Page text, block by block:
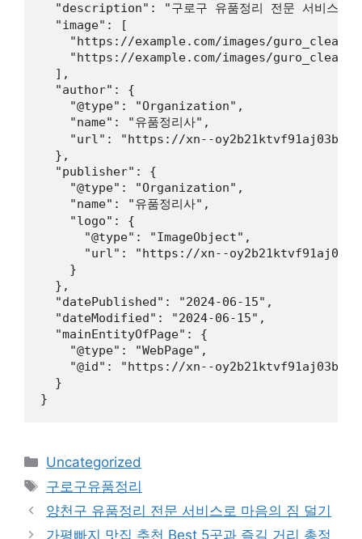
"description": "구로구 유품정리 전문 서비스가
  "image": [
"https://example.com/images/
"https://example.com/images/
  ],
  "author": {
    "@type": "Organization",
    "name": "유품정리사",
"url": "https://xn--
  },
  "publisher": {
    "@type": "Organization",
    "name": "유품정리사",
    "logo": {
      "@type": "ImageObject",
"url": "https://xn--
    }
  },
  "datePublished": "2024-06-15",
  "dateModified": "2024-06-15",
  "mainEntityOfPage": {
    "@type": "WebPage",
"@id": "https://xn--
  }
카
테
리
Uncategorized
태
그
구로구유품정리
양천구 유품정리 전문 서비스로 마음의 짐 덜기
가평빠지 맛집 추천 Best 5곳과 즐길 거리 총정